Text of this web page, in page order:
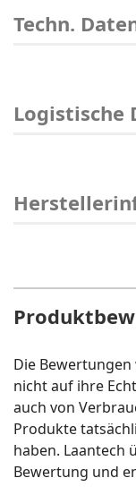
Techn.
Logistische
Die
nicht auf ihre
auch von
Produkte
haben. Laantech
Bewertung und